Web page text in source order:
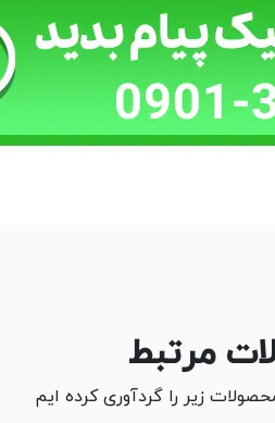
مرتبط
زیر را گردآوری کرده ایم